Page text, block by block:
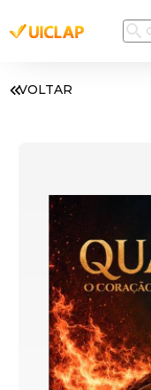
VOLTAR